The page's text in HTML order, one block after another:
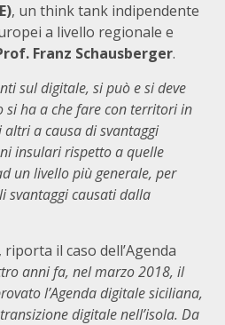
, un think tank indipendente
a livello regionale e
Franz Schausberger.
sul digitale, si può e si deve
ha a che fare con territori in
a causa di svantaggi
insulari rispetto a quelle
un livello più generale, per
svantaggi causati dalla
riporta il caso dell’Agenda
anni fa, nel marzo 2018, il
l’Agenda digitale siciliana,
digitale nell’isola. Da